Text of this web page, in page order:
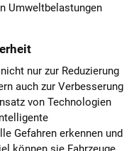
Umweltbelastungen
nur zur Reduzierung
auch zur Verbesserung
von Technologien
Gefahren erkennen und